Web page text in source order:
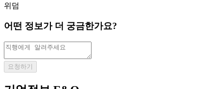
위덤
어떤 정보가 더 궁금한가요?
요청하기